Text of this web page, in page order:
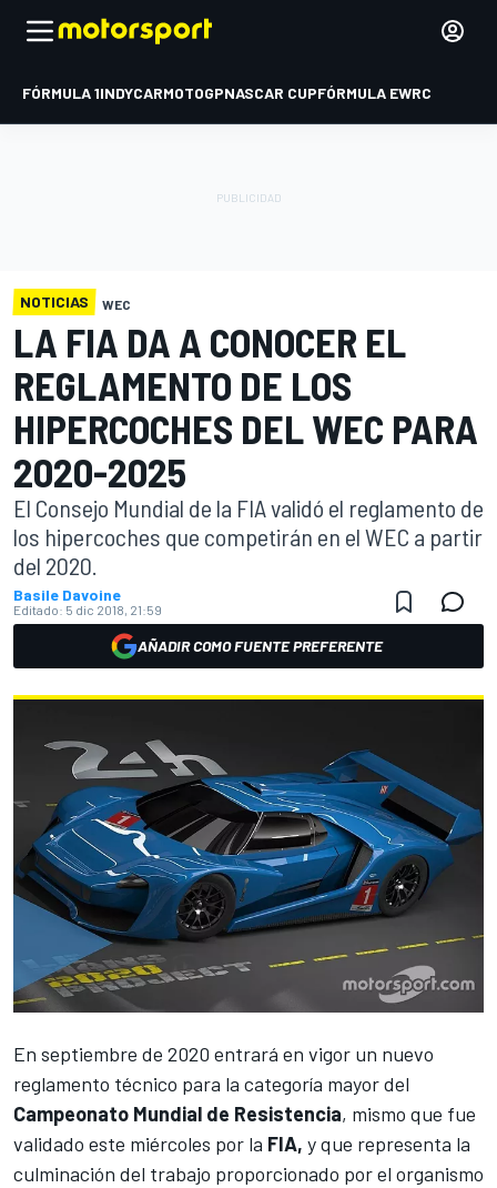
FÓRMULA 1INDYCARMOTOGPNASCAR CUPFÓRMULA EWRC
NOTICIAS WEC
LA FIA DA A CONOCER EL
REGLAMENTO DE LOS
HIPERCOCHES DEL WEC PARA
2020-2025
El Consejo Mundial de la FIA validó el reglamento de
los hipercoches que competirán en el WEC a partir
del 2020.
Basile Davoine
Editado: 5 dic 2018, 21:59
AÑADIR COMO FUENTE PREFERENTE
En septiembre de 2020 entrará en vigor un nuevo
reglamento técnico para la categoría mayor del
Campeonato Mundial de Resistencia, mismo que fue
validado este miércoles por la FIA, y que representa la
culminación del trabajo proporcionado por el organismo